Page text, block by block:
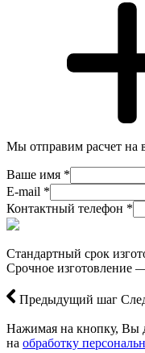
Мы отправим расчет на
Ваше имя *
E-mail *
Контактный телефон *
Стандартный срок
Срочное изготовление
Предыдущий шаг
Нажимая на кнопку, Вы
на обработку